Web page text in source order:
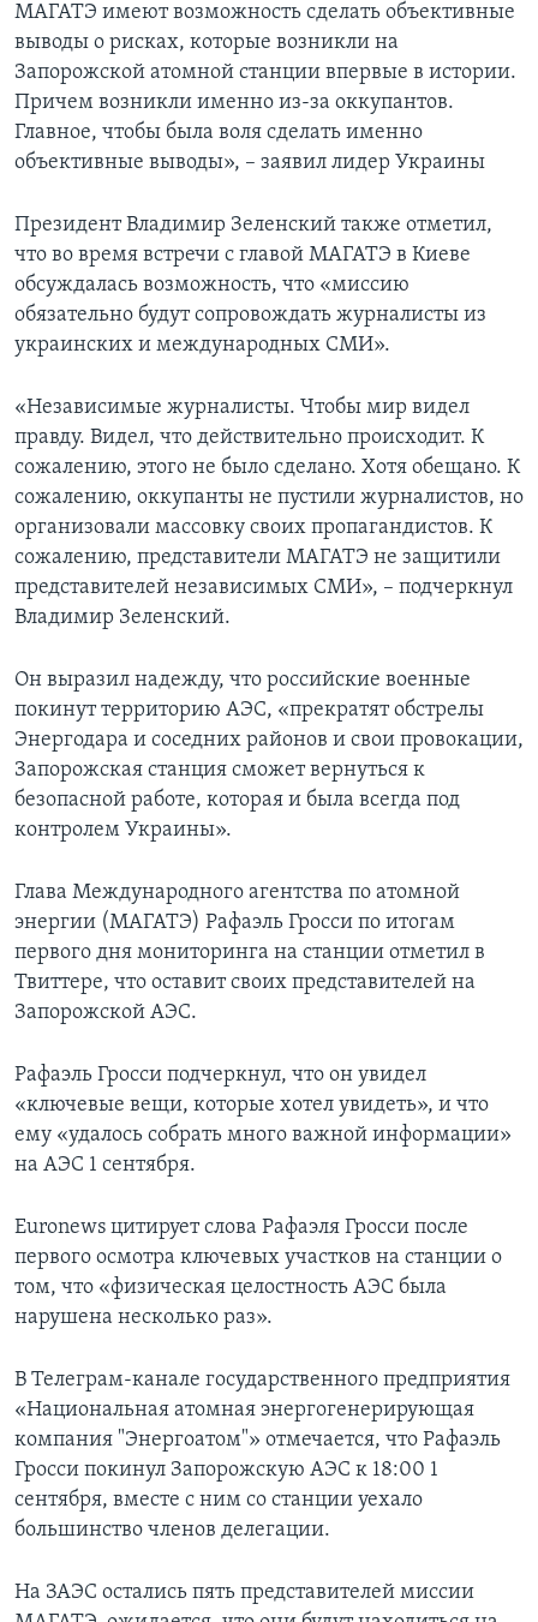
МАГАТЭ имеют возможность сделать объективные
выводы о рисках, которые возникли на
Запорожской атомной станции впервые в истории.
Причем возникли именно из-за оккупантов.
Главное, чтобы была воля сделать именно
объективные выводы», – заявил лидер Украины
Президент Владимир Зеленский также отметил,
что во время встречи с главой МАГАТЭ в Киеве
обсуждалась возможность, что «миссию
обязательно будут сопровождать журналисты из
украинских и международных СМИ».
«Независимые журналисты. Чтобы мир видел
правду. Видел, что действительно происходит. К
сожалению, этого не было сделано. Хотя обещано. К
сожалению, оккупанты не пустили журналистов, но
организовали массовку своих пропагандистов. К
сожалению, представители МАГАТЭ не защитили
представителей независимых СМИ», – подчеркнул
Владимир Зеленский.
Он выразил надежду, что российские военные
покинут территорию АЭС, «прекратят обстрелы
Энергодара и соседних районов и свои провокации,
Запорожская станция сможет вернуться к
безопасной работе, которая и была всегда под
контролем Украины».
Глава Международного агентства по атомной
энергии (МАГАТЭ) Рафаэль Гросси по итогам
первого дня мониторинга на станции отметил в
Твиттере, что оставит своих представителей на
Запорожской АЭС.
Рафаэль Гросси подчеркнул, что он увидел
«ключевые вещи, которые хотел увидеть», и что
ему «удалось собрать много важной информации»
на АЭС 1 сентября.
Euronews цитирует слова Рафаэля Гросси после
первого осмотра ключевых участков на станции о
том, что «физическая целостность АЭС была
нарушена несколько раз».
В Телеграм-канале государственного предприятия
«Национальная атомная энергогенерирующая
компания "Энергоатом"» отмечается, что Рафаэль
Гросси покинул Запорожскую АЭС к 18:00 1
сентября, вместе с ним со станции уехало
большинство членов делегации.
На ЗАЭС остались пять представителей миссии